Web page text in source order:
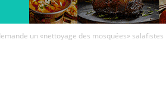
un «nettoyage des mosquées» salafistes !